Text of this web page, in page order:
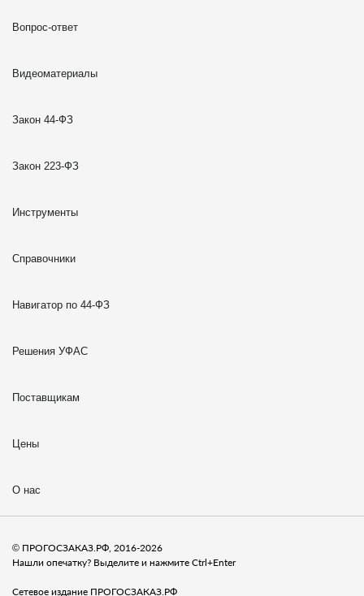
Вопрос-ответ
Видеоматериалы
Закон 44-ФЗ
Закон 223-ФЗ
Инструменты
Справочники
Навигатор по 44-ФЗ
Решения УФАС
Поставщикам
Цены
О нас
© ПРОГОСЗАКАЗ.РФ, 2016-2026
Нашли опечатку? Выделите и нажмите Ctrl+Enter
Сетевое издание ПРОГОСЗАКАЗ.РФ